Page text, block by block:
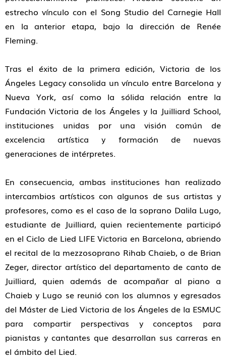
estrecho vínculo con el Song Studio del Carnegie Hall
en la anterior etapa, bajo la dirección de Renée
Fleming.
Tras el éxito de la primera edición,Victoria de los
Ángeles Legacyconsolida un vínculo entre Barcelona y
Nueva York, así como la sólida relación entre la
Fundación Victoria de los Ángeles y la Juilliard School,
instituciones unidas por una visión común de
excelencia artística y formación de nuevas
generaciones de intérpretes.
En consecuencia, ambas instituciones han realizado
intercambios artísticos con algunos de sus artistas y
profesores, como es el caso de la soprano Dalila Lugo,
estudiante de Juilliard, quien recientemente participó
en el Ciclo de Lied LIFE Victoria en Barcelona, abriendo
el recital de la mezzosoprano Rihab Chaieb, o de Brian
Zeger, director artístico del departamento de canto de
Juilliard, quien además de acompañar al piano a
Chaieb y Lugo se reunió con los alumnos y egresados
del Máster de Lied Victoria de los Ángeles de la ESMUC
para compartir perspectivas y conceptos para
pianistas y cantantes que desarrollan sus carreras en
el ámbito del Lied.